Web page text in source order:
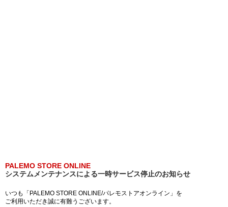
PALEMO STORE ONLINE
システムメンテナンスによる一時サービス停止のお知らせ
いつも「PALEMO STORE ONLINE/パレモストアオンライン」を
ご利用いただき誠に有難うございます。